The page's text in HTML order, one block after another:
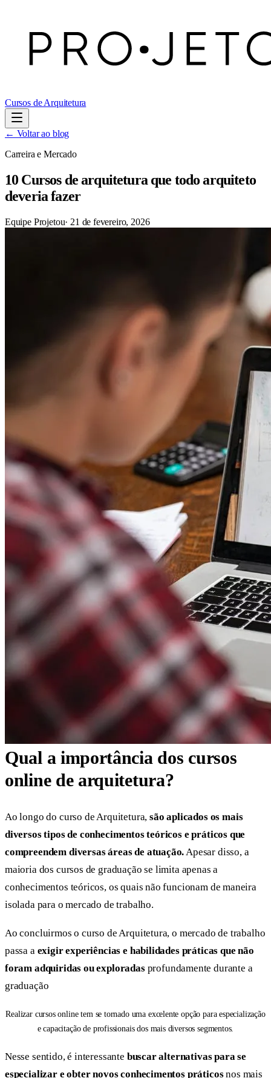
Cursos de Arquitetura
← Voltar ao blog
Carreira e Mercado
10 Cursos de arquitetura que todo arquiteto
deveria fazer
Equipe Projetou· 21 de fevereiro, 2026
Qual a importância dos cursos
online de arquitetura?
Ao longo do curso de Arquitetura,são aplicados os mais
diversos tipos de conhecimentos teóricos e práticos que
compreendem diversas áreas de atuação. Apesar disso, a
maioria dos cursos de graduação se limita apenas a
conhecimentos teóricos, os quais não funcionam de maneira
isolada para o mercado de trabalho.
Ao concluirmos o curso de Arquitetura, o mercado de trabalho
passa a exigir experiências e habilidades práticas que não
foram adquiridas ou exploradasprofundamente durante a
graduação
Realizar cursos online tem se tornado uma excelente opção para especialização
e capacitação de profissionais dos mais diversos segmentos.
Nesse sentido, é interessante buscar alternativas para se
especializar e obter novos conhecimentos práticosnos mais